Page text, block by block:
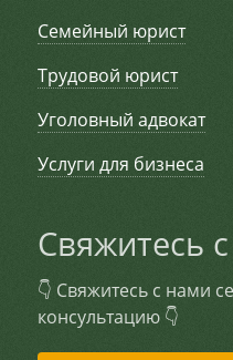
Семейный юрист
Трудовой юрист
Уголовный адвокат
Услуги для бизнеса
Свяжитесь
👇 Свяжитесь с нами
консультацию 👇